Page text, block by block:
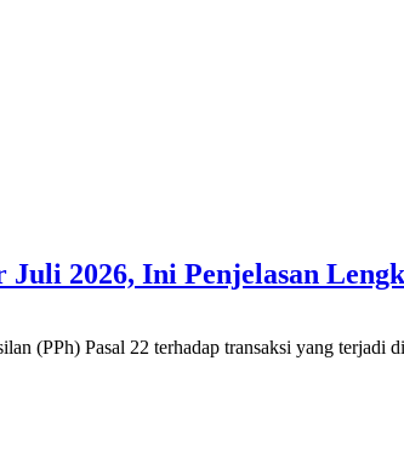
2026, Ini Penjelasan
(PPh) Pasal 22 terhadap transaksi yang